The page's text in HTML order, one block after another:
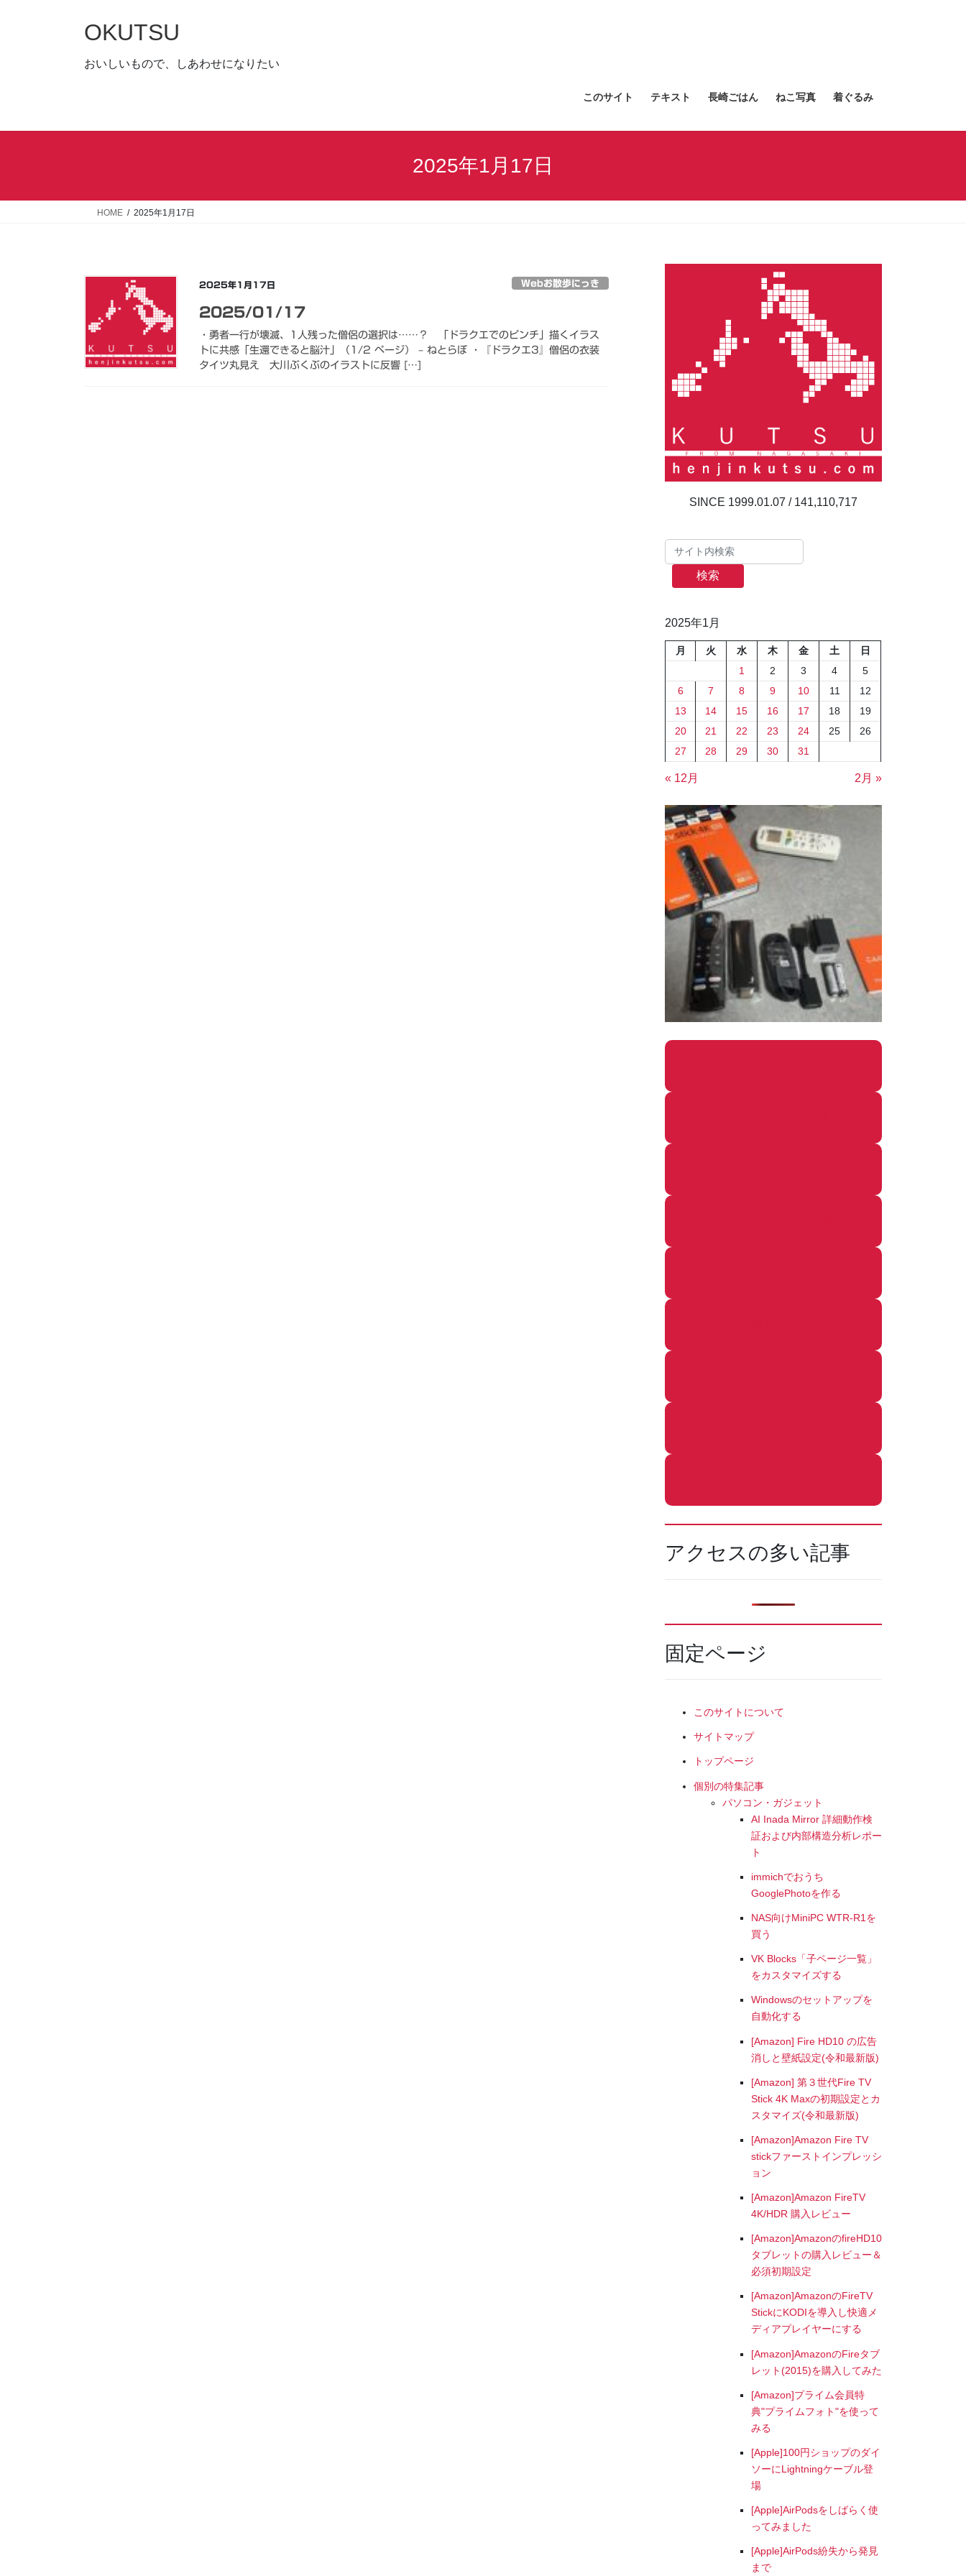
キ
に
OKUTSU
おいしいもので、しあわせになりたい
このサイト テキスト 長崎ごはん ねこ写真 着ぐるみ
2025年1月17日
HOME 2025年1月17日
2025年1月17日 Webお散歩にっき
2025/01/17
・勇者一行が壊滅、1人残った僧侶の選択は……？ 「ドラクエでのピンチ」描くイラス
トに共感「生還できると脳汁」（1/2 ページ） – ねとらぼ ・『ドラクエ3』僧侶の衣装
タイツ丸見え 大川ぶくぶのイラストに反響 […]
141,110,717
検索
2025年1月
月 火 水 木 金 土
日
1
2 3 4
5
6
7 8 9 10 11
12
13
14 15 16 17 18
19
20
21 22 23 24 25
26
27
28 29 30 31
« 12月 2月 »
アクセスの多い記事
固定ページ
このサイトについて
サイトマップ
トップページ
個別の特集記事
パソコン・ガジェット
AI Inada Mirror 詳細動作検
証および内部構造分析レポー
ト
immichでおうち
GooglePhotoを作る
NAS向けMiniPC WTR-R1を
買う
VK Blocks「子ページ一覧」
をカスタマイズする
Windowsのセットアップを
自動化する
[Amazon] Fire HD10 の広告
消しと壁紙設定(令和最新版)
[Amazon] 第３世代Fire TV
Stick 4K Maxの初期設定とカ
スタマイズ(令和最新版)
[Amazon]Amazon Fire TV
stickファーストインプレッシ
ョン
[Amazon]Amazon FireTV
4K/HDR 購入レビュー
[Amazon]AmazonのfireHD10
タブレットの購入レビュー＆
必須初期設定
[Amazon]AmazonのFireTV
StickにKODIを導入し快適メ
ディアプレイヤーにする
[Amazon]AmazonのFireタブ
レット(2015)を購入してみた
[Amazon]プライム会員特
典"プライムフォト"を使って
みる
[Apple]100円ショップのダイ
ソーにLightningケーブル登
場
[Apple]AirPodsをしばらく使
ってみました
[Apple]AirPods紛失から発見
まで